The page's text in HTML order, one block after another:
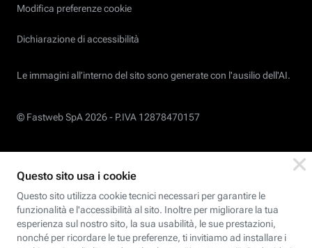
Modifica preferenze cookie
Dichiarazione di accessibilità
Le immagini all’interno del sito sono generate con l'ausilio dell'AI.
© Fastweb SpA 2026 - P.IVA 12878470157